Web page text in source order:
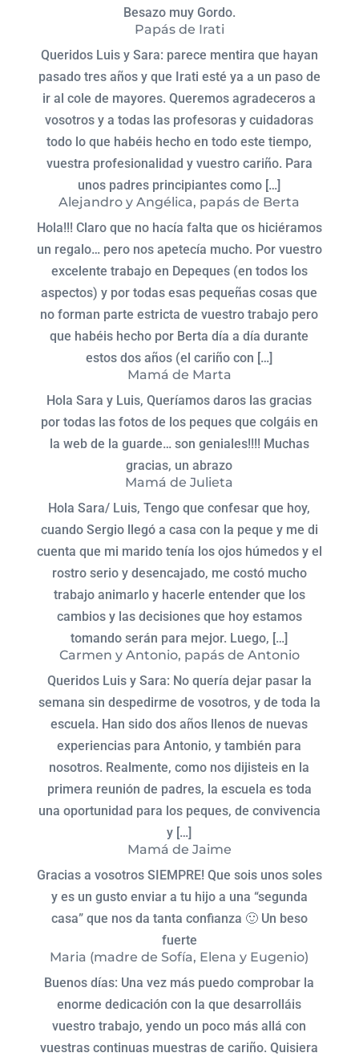
Besazo muy Gordo.
Papás de Irati
Queridos Luis y Sara: parece mentira que hayan
pasado tres años y que Irati esté ya a un paso de
ir al cole de mayores. Queremos agradeceros a
vosotros y a todas las profesoras y cuidadoras
todo lo que habéis hecho en todo este tiempo,
vuestra profesionalidad y vuestro cariño. Para
unos padres principiantes como […]
Alejandro y Angélica, papás de Berta
Hola!!! Claro que no hacía falta que os hiciéramos
un regalo… pero nos apetecía mucho. Por vuestro
excelente trabajo en Depeques (en todos los
aspectos) y por todas esas pequeñas cosas que
no forman parte estricta de vuestro trabajo pero
que habéis hecho por Berta día a día durante
estos dos años (el cariño con […]
Mamá de Marta
Hola Sara y Luis, Queríamos daros las gracias
por todas las fotos de los peques que colgáis en
la web de la guarde… son geniales!!!! Muchas
gracias, un abrazo
Mamá de Julieta
Hola Sara/ Luis, Tengo que confesar que hoy,
cuando Sergio llegó a casa con la peque y me di
cuenta que mi marido tenía los ojos húmedos y el
rostro serio y desencajado, me costó mucho
trabajo animarlo y hacerle entender que los
cambios y las decisiones que hoy estamos
tomando serán para mejor. Luego, […]
Carmen y Antonio, papás de Antonio
Queridos Luis y Sara: No quería dejar pasar la
semana sin despedirme de vosotros, y de toda la
escuela. Han sido dos años llenos de nuevas
experiencias para Antonio, y también para
nosotros. Realmente, como nos dijisteis en la
primera reunión de padres, la escuela es toda
una oportunidad para los peques, de convivencia
y […]
Mamá de Jaime
Gracias a vosotros SIEMPRE! Que sois unos soles
y es un gusto enviar a tu hijo a una “segunda
casa” que nos da tanta confianza 🙂 Un beso
fuerte
Maria (madre de Sofía, Elena y Eugenio)
Buenos días: Una vez más puedo comprobar la
enorme dedicación con la que desarrolláis
vuestro trabajo, yendo un poco más allá con
vuestras continuas muestras de cariño. Quisiera